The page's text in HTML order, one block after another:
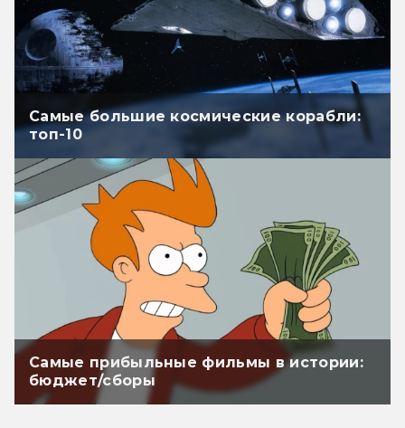
Самые большие космические корабли:
топ-10
Самые прибыльные фильмы в истории:
бюджет/сборы